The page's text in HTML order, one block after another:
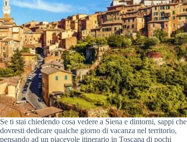
Se ti stai chiedendo cosa vedere a Siena e dintorni, sappi che
dovresti dedicare qualche giorno di vacanza nel territorio,
pensando ad un piacevole itinerario in Toscana di pochi